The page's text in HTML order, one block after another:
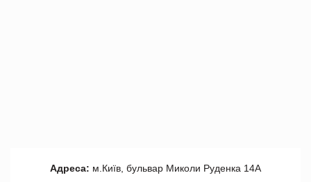
Адреса: м.Київ, бульвар Миколи Руденка 14А